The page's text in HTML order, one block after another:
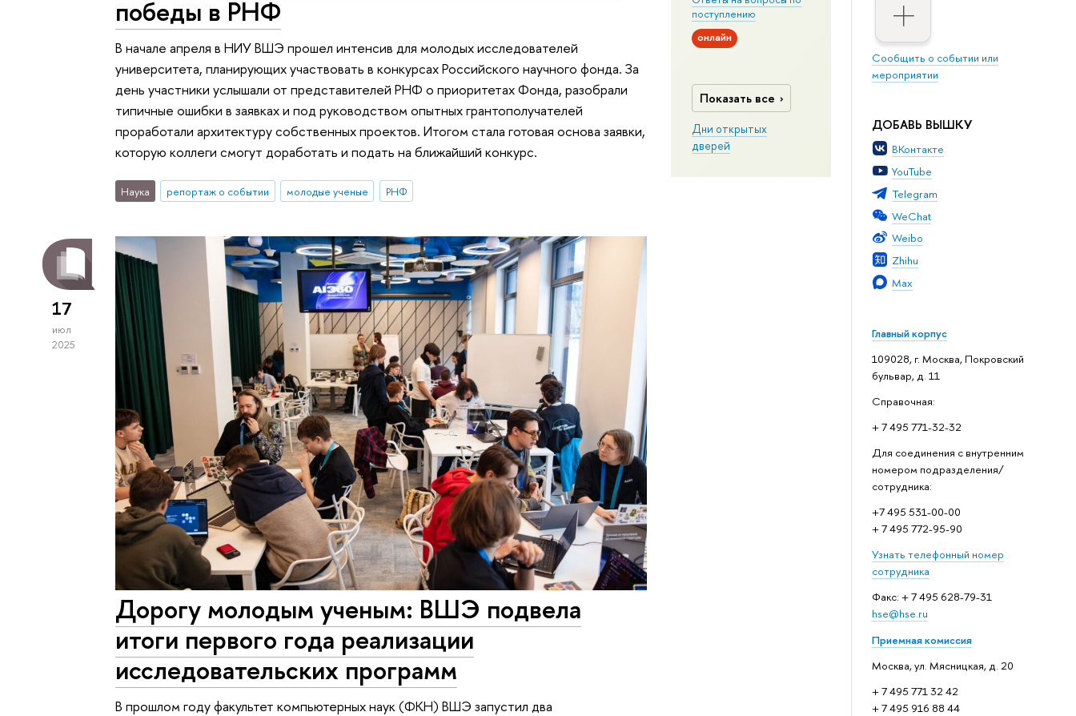
Сообщить о событии или
мероприятии
ДОБАВЬ ВЫШКУ
ВКонтакте
YouTube
Telegram
WeChat
Weibo
Zhihu
Max
Главный корпус
109028, г. Москва, Покровский
бульвар, д. 11
Справочная:
+ 7 495 771-32-32
Для соединения с внутренним
номером подразделения/
сотрудника:
+7 495 531-00-00
+ 7 495 772-95-90
Узнать телефонный номер
сотрудника
Факс: + 7 495 628-79-31
hse@hse.ru
Приемная комиссия
Москва, ул. Мясницкая, д. 20
+ 7 495 771 32 42
+ 7 495 916 88 44
поступлению
онлайн
Показать все
Дни открытых
дверей
победы в РНФ
В начале апреля в НИУ ВШЭ прошел интенсив для молодых исследователей
университета, планирующих участвовать в конкурсах Российского научного фонда. За
день участники услышали от представителей РНФ о приоритетах Фонда, разобрали
типичные ошибки в заявках и под руководством опытных грантополучателей
проработали архитектуру собственных проектов. Итогом стала готовая основа заявки,
которую коллеги смогут доработать и подать на ближайший конкурс.
Наука репортаж о событии молодые ученые РНФ
17
июл
2025
Дорогу молодым ученым: ВШЭ подвела
итоги первого года реализации
исследовательских программ
В прошлом году факультет компьютерных наук (ФКН) ВШЭ запустил два